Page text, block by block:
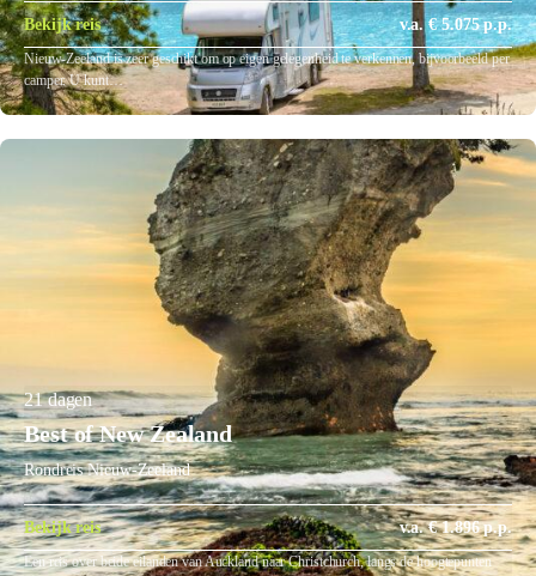
Bekijk reis v.a. € 5.075 p.p.
Nieuw-Zeeland is zeer geschikt om op eigen gelegenheid te verkennen, bijvoorbeeld per
camper. U kunt…
21 dagen
Best of New Zealand
Rondreis Nieuw-Zeeland
Bekijk reis v.a. € 1.896 p.p.
Een reis over beide eilanden van Auckland naar Christchurch, langs de hoogtepunten